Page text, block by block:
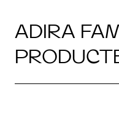
ADIRA